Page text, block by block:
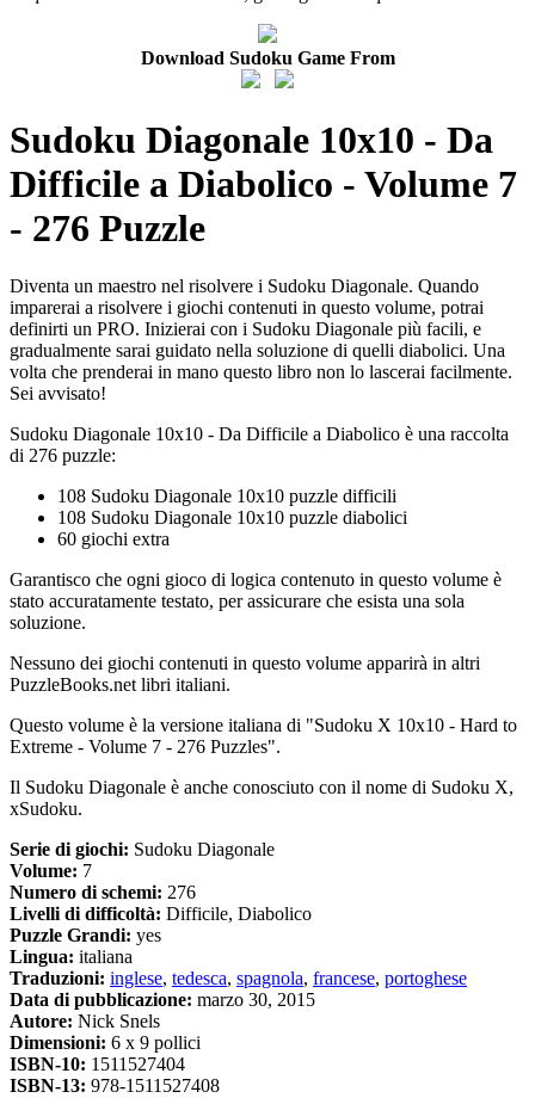
Download Sudoku Game From
Sudoku Diagonale 10x10 - Da
Difficile a Diabolico - Volume 7
- 276 Puzzle
Diventa un maestro nel risolvere i Sudoku Diagonale. Quando
imparerai a risolvere i giochi contenuti in questo volume, potrai
definirti un PRO. Inizierai con i Sudoku Diagonale più facili, e
gradualmente sarai guidato nella soluzione di quelli diabolici. Una
volta che prenderai in mano questo libro non lo lascerai facilmente.
Sei avvisato!
Sudoku Diagonale 10x10 - Da Difficile a Diabolico è una raccolta
di 276 puzzle:
108 Sudoku Diagonale 10x10 puzzle difficili
108 Sudoku Diagonale 10x10 puzzle diabolici
60 giochi extra
Garantisco che ogni gioco di logica contenuto in questo volume è
stato accuratamente testato, per assicurare che esista una sola
soluzione.
Nessuno dei giochi contenuti in questo volume apparirà in altri
PuzzleBooks.net libri italiani.
Questo volume è la versione italiana di "Sudoku X 10x10 - Hard to
Extreme - Volume 7 - 276 Puzzles".
Il Sudoku Diagonale è anche conosciuto con il nome di Sudoku X,
xSudoku.
Serie di giochi: Sudoku Diagonale
Volume: 7
Numero di schemi: 276
Livelli di difficoltà: Difficile, Diabolico
Puzzle Grandi: yes
Lingua: italiana
Traduzioni: inglese, tedesca, spagnola, francese, portoghese
Data di pubblicazione: marzo 30, 2015
Autore: Nick Snels
Dimensioni: 6 x 9 pollici
ISBN-10: 1511527404
ISBN-13: 978-1511527408